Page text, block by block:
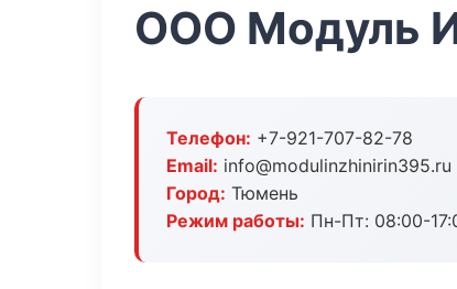
ООО Модуль
Телефон: +7-921-707-82-78
Email: info@modulinzhinirin395.ru
Город: Тюмень
Режим работы: Пн-Пт: 08:00-